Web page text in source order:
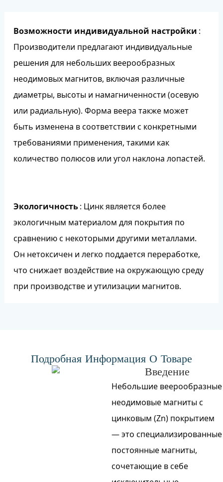
Возможности индивидуальной настройки :
Производители предлагают индивидуальные
решения для небольших веерообразных
неодимовых магнитов, включая различные
диаметры, высоты и намагниченности (осевую
или радиальную). Форма веера также может
быть изменена в соответствии с конкретными
требованиями применения, такими как
количество полюсов или угол наклона лопастей.
Экологичность: Цинк является более
экологичным материалом для покрытия по
сравнению с некоторыми другими металлами.
Он нетоксичен и легко поддается переработке,
что снижает воздействие на окружающую среду
при производстве и утилизации магнитов.
Подробная Информация О Товаре
Введение
Небольшие веерообразные
неодимовые магниты с
цинковым (Zn) покрытием
— это специализированные
постоянные магниты,
сочетающие в себе